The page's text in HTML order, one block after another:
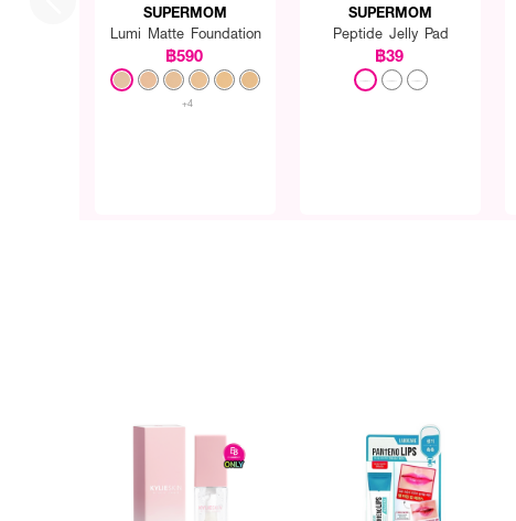
SUPERMOM
Lumi Matte Foundation
฿590
+4
SUPERMOM
Peptide Jelly Pad
฿39